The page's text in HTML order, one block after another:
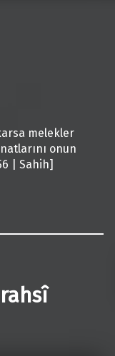
melekler
onun
| Sahih]